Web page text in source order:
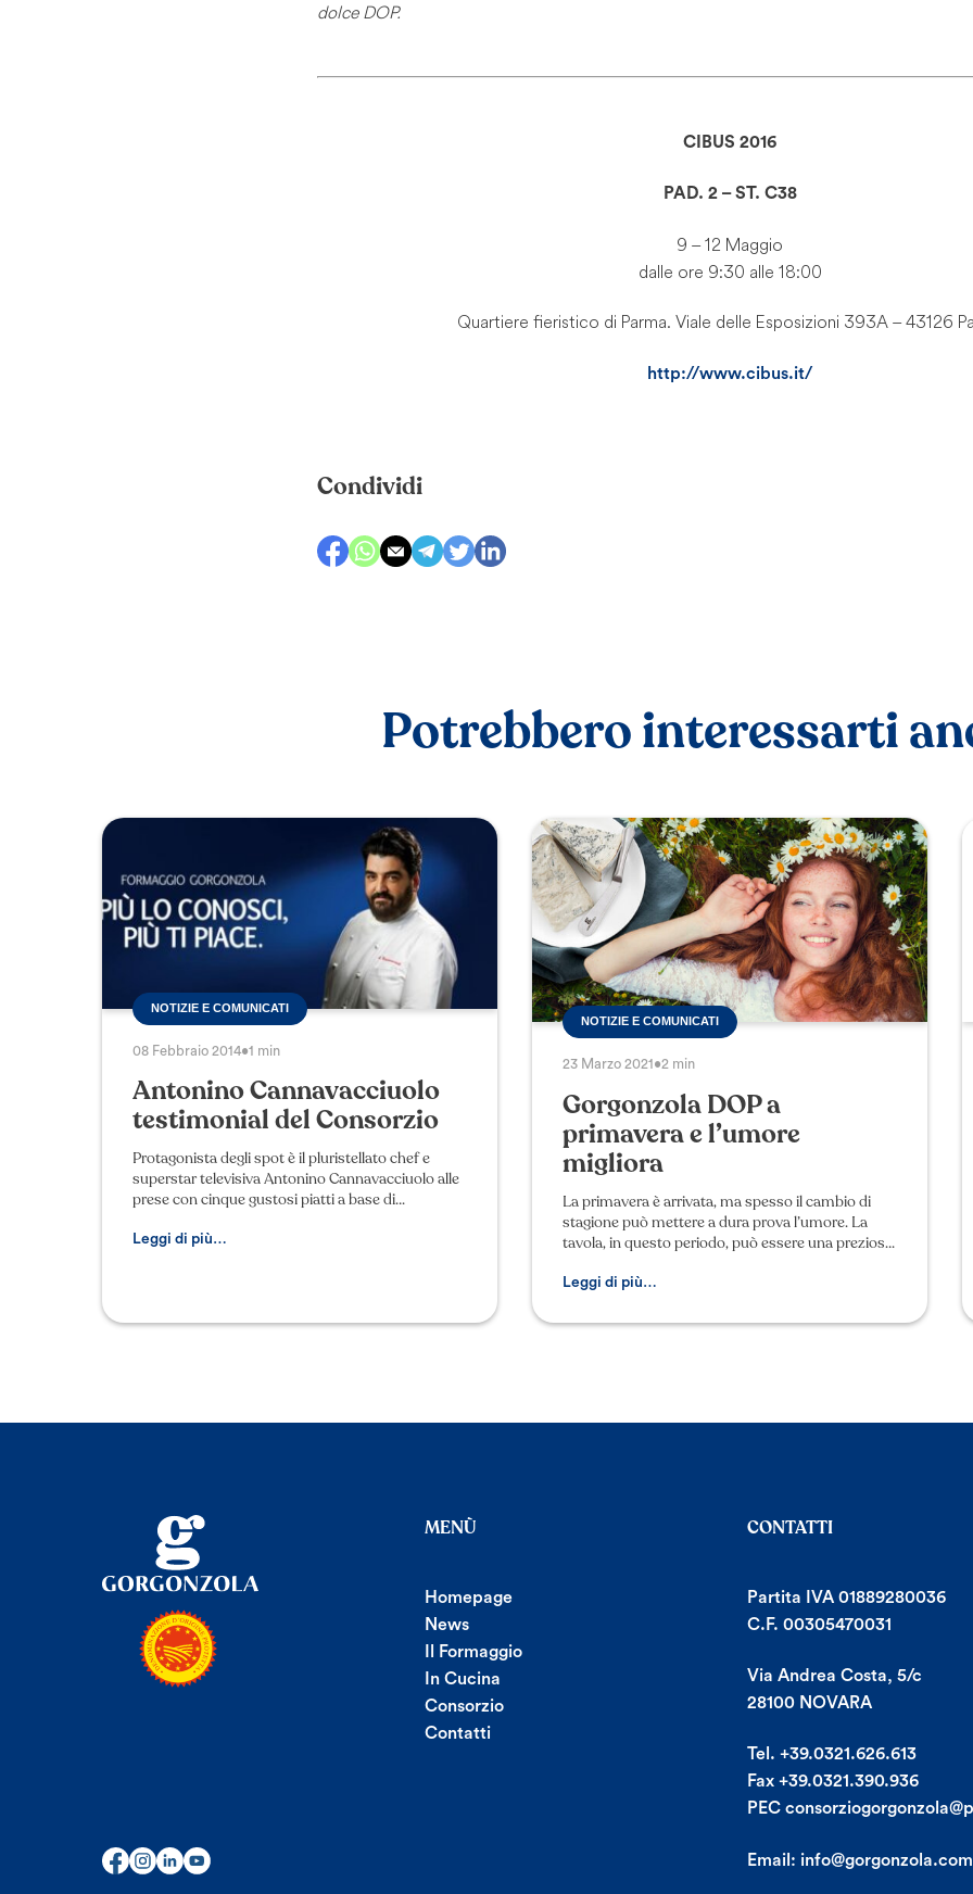
dolce DOP.
CIBUS 2016
PAD. 2 – ST. C38
9 – 12 Maggio
dalle ore 9:30 alle 18:00
Quartiere fieristico di Parma. Viale delle Esposizioni 393A – 43126
http://www.cibus.it/
Condividi
Potrebbero interessarti
NOTIZIE E COMUNICATI
08 Febbraio 2014•1 min
Antonino Cannavacciuolo
testimonial del Consorzio
Protagonista degli spot è il pluristellato chef e
superstar televisiva Antonino Cannavacciuolo alle
prese con cinque gustosi piatti a base di
forma
Leggi di più…
NOTIZIE E COMUNICATI
23 Marzo 2021 •2 min
Gorgonzola DOP a
primavera e l’umore
migliora
La primavera è arrivata, ma spesso il cambio di
stagione può mettere a dura prova l’umore. La
tavola, in questo periodo, può essere una preziosa
alimenti, co
Leggi di più…
MENÙ
Homepage
News
Il Formaggio
In Cucina
Consorzio
Contatti
CONTATTI
Partita IVA 01889280036
C.F. 00305470031
Via Andrea Costa, 5/c
28100 NOVARA
Tel. +39.0321.626.613
Fax +39.0321.390.936
PEC
Email: info@gorgonzola.com